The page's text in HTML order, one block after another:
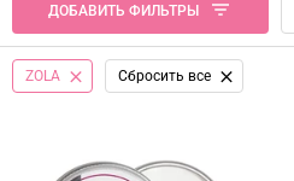
ДОБАВИТЬ ФИЛЬТРЫ
ZOLA Сбросить все